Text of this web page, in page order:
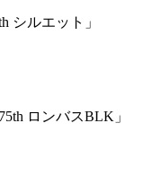
シルエット」
ロンバスBLK」